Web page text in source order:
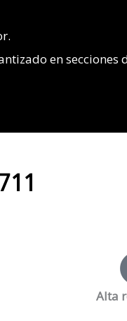
en secciones
Alta